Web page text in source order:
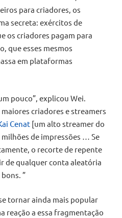
para criadores, os
secreta: exércitos de
os criadores pagam para
que esses mesmos
em plataformas
pouco”, explicou Wei.
criadores e streamers
Cenat [um alto streamer do
de impressões … Se
o recorte de repente
de qualquer conta aleatória
”
tornar ainda mais popular
reação a essa fragmentação